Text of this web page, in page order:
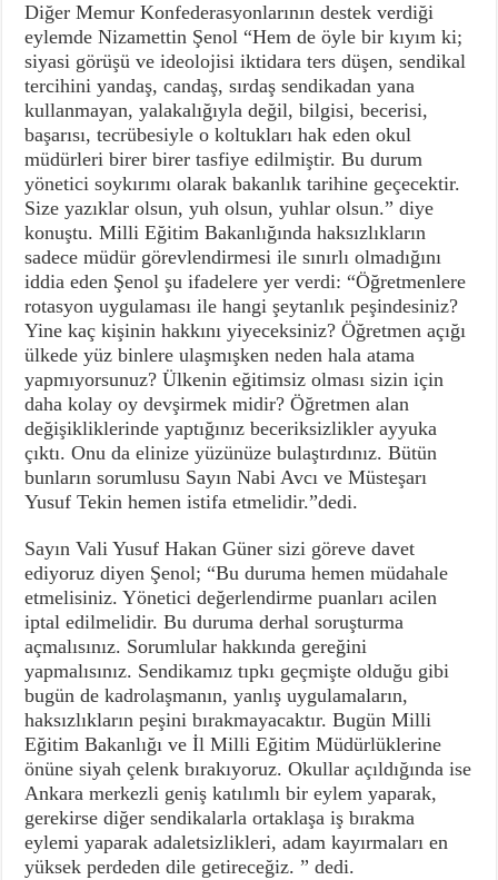
Diğer Memur Konfederasyonlarının destek verdiği
eylemde Nizamettin Şenol “Hem de öyle bir kıyım ki;
siyasi görüşü ve ideolojisi iktidara ters düşen, sendikal
tercihini yandaş, candaş, sırdaş sendikadan yana
kullanmayan, yalakalığıyla değil, bilgisi, becerisi,
başarısı, tecrübesiyle o koltukları hak eden okul
müdürleri birer birer tasfiye edilmiştir. Bu durum
yönetici soykırımı olarak bakanlık tarihine geçecektir.
Size yazıklar olsun, yuh olsun, yuhlar olsun.” diye
konuştu. Milli Eğitim Bakanlığında haksızlıkların
sadece müdür görevlendirmesi ile sınırlı olmadığını
iddia eden Şenol şu ifadelere yer verdi: “Öğretmenlere
rotasyon uygulaması ile hangi şeytanlık peşindesiniz?
Yine kaç kişinin hakkını yiyeceksiniz? Öğretmen açığı
ülkede yüz binlere ulaşmışken neden hala atama
yapmıyorsunuz? Ülkenin eğitimsiz olması sizin için
daha kolay oy devşirmek midir? Öğretmen alan
değişikliklerinde yaptığınız beceriksizlikler ayyuka
çıktı. Onu da elinize yüzünüze bulaştırdınız. Bütün
bunların sorumlusu Sayın Nabi Avcı ve Müsteşarı
Yusuf Tekin hemen istifa etmelidir.”dedi.
Sayın Vali Yusuf Hakan Güner sizi göreve davet
ediyoruz diyen Şenol; “Bu duruma hemen müdahale
etmelisiniz. Yönetici değerlendirme puanları acilen
iptal edilmelidir. Bu duruma derhal soruşturma
açmalısınız. Sorumlular hakkında gereğini
yapmalısınız. Sendikamız tıpkı geçmişte olduğu gibi
bugün de kadrolaşmanın, yanlış uygulamaların,
haksızlıkların peşini bırakmayacaktır. Bugün Milli
Eğitim Bakanlığı ve İl Milli Eğitim Müdürlüklerine
önüne siyah çelenk bırakıyoruz. Okullar açıldığında ise
Ankara merkezli geniş katılımlı bir eylem yaparak,
gerekirse diğer sendikalarla ortaklaşa iş bırakma
eylemi yaparak adaletsizlikleri, adam kayırmaları en
yüksek perdeden dile getireceğiz. ” dedi.